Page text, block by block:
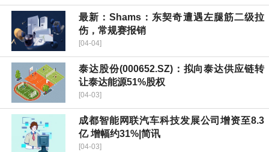
最新：Shams：东契奇遭遇左腿筋二级拉
伤，常规赛报销
[04-04]
泰达股份(000652.SZ)：拟向泰达供应链转
让泰达能源51%股权
[04-03]
成都智能网联汽车科技发展公司增资至8.3
亿 增幅约31%|简讯
[04-03]